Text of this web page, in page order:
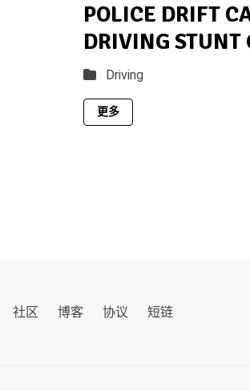
POLICE DRIFT
DRIVING STUNT
Driving
更多
社区 博客 协议 短链